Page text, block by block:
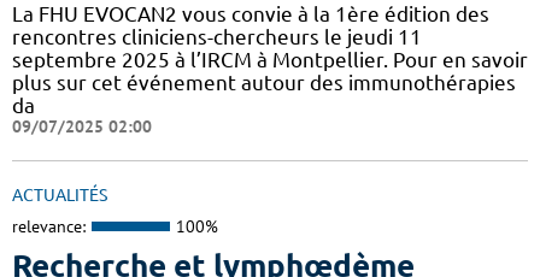
La FHU EVOCAN2 vous convie à la 1ère édition des
rencontres cliniciens-chercheurs le jeudi 11
septembre 2025 à l’IRCM à Montpellier. Pour en savoir
plus sur cet événement autour des immunothérapies
da
09/07/2025 02:00
ACTUALITÉS
relevance: 100%
Recherche et lymphœdème